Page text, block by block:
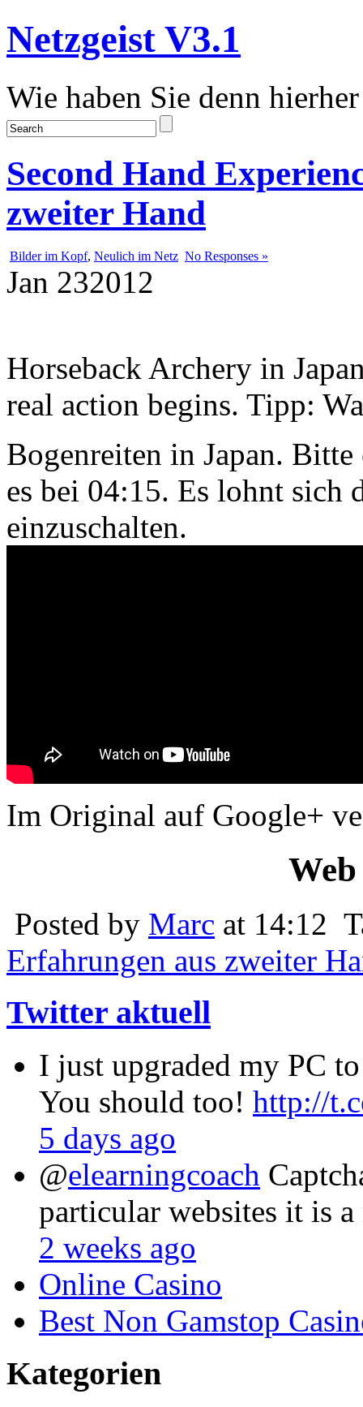
Netzgeist V3.1
Wie haben Sie denn
Second Hand
zweiter Hand
Bilder im Kopf, Neulich im Netz No Responses »
Jan 232012
Horseback Archery in
real action begins. Tipp:
Bogenreiten in Japan.
es bei 04:15. Es lohnt sich
einzuschalten.
Im Original auf Google+
Web
Posted by Marc at 14:12
Erfahrungen aus zweiter
Twitter aktuell
I just upgraded my PC
You should too! http://
5 days ago
@elearningcoach
particular websites it is
2 weeks ago
Online Casino
Best Non Gamstop
Kategorien